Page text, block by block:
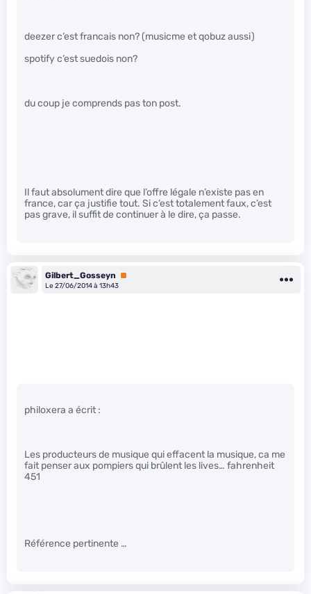
deezer c’est francais non? (musicme et qobuz aussi)
spotify c’est suedois non?
du coup je comprends pas ton post.
Il faut absolument dire que l’offre légale n’existe pas en
france, car ça justifie tout. Si c’est totalement faux, c’est
pas grave, il suffit de continuer à le dire, ça passe.
Gilbert_Gosseyn
Premium
Le 27/06/2014 à 13h43
philoxera a écrit :
Les producteurs de musique qui effacent la musique, ca me
fait penser aux pompiers qui brûlent les lives… fahrenheit
451
Référence pertinente …